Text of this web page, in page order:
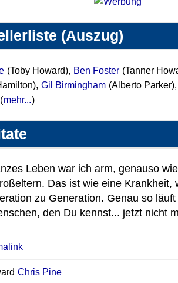
(Auszug)
(Toby Howard), Ben Foster (Tanner
Gil Birmingham (Alberto Parker),
mehr...)
Leben war ich arm, genauso
Das ist wie eine Krankheit,
zu Generation. Genau so
den Du kennst... jetzt nicht
Chris Pine